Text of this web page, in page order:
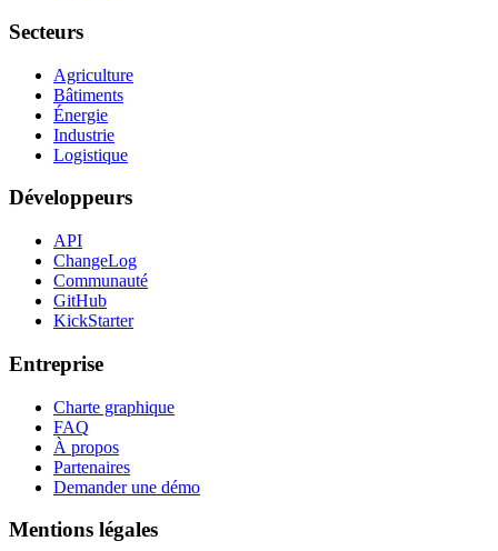
Secteurs
Agriculture
Bâtiments
Énergie
Industrie
Logistique
Développeurs
API
ChangeLog
Communauté
GitHub
KickStarter
Entreprise
Charte graphique
FAQ
À propos
Partenaires
Demander une démo
Mentions légales